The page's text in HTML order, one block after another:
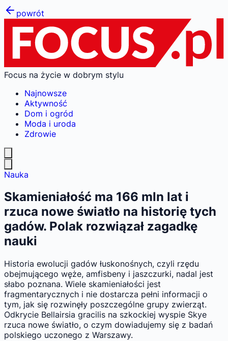
powrót
Focus na życie w dobrym stylu
Najnowsze
Aktywność
Dom i ogród
Moda i uroda
Zdrowie
Nauka
Skamieniałość ma 166 mln lat i
rzuca nowe światło na historię tych
gadów. Polak rozwiązał zagadkę
nauki
Historia ewolucji gadów łuskonośnych, czyli rzędu
obejmującego węże, amfisbeny i jaszczurki, nadal jest
słabo poznana. Wiele skamieniałości jest
fragmentarycznych i nie dostarcza pełni informacji o
tym, jak się rozwinęły poszczególne grupy zwierząt.
Odkrycie Bellairsia gracilis na szkockiej wyspie Skye
rzuca nowe światło, o czym dowiadujemy się z badań
polskiego uczonego z Warszawy.